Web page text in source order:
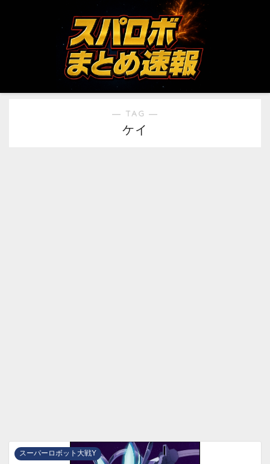
― TAG ―
ケイ
スーパーロボット大戦Y